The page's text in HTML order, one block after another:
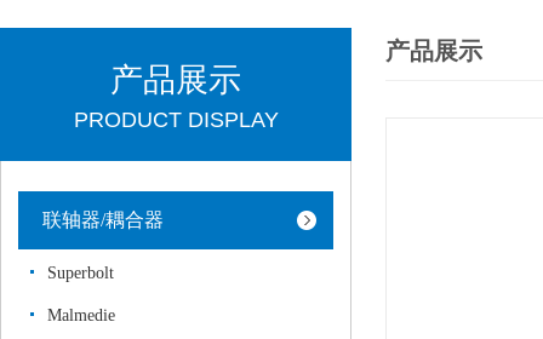
产品展示
PRODUCT DISPLAY
联轴器/耦合器
Superbolt
Malmedie
产品展示